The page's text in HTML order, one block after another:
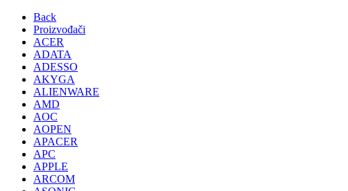
Back
Proizvođači
ACER
ADATA
ADESSO
AKYGA
ALIENWARE
AMD
AOC
AOPEN
APACER
APC
APPLE
ARCOM